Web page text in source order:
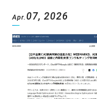
Apr.07, 2026